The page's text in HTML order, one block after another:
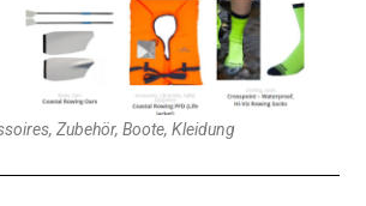
Zubehör, Boote, Kleidung